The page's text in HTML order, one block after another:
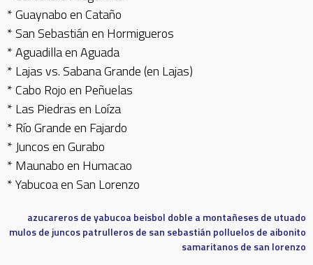
* Guaynabo en Cataño
* San Sebastián en Hormigueros
* Aguadilla en Aguada
* Lajas vs. Sabana Grande (en Lajas)
* Cabo Rojo en Peñuelas
* Las Piedras en Loíza
* Río Grande en Fajardo
* Juncos en Gurabo
* Maunabo en Humacao
* Yabucoa en San Lorenzo
azucareros de yabucoabeisbol doble amontañeses de utuado
mulos de juncospatrulleros de san sebastián polluelos de aibonito
samaritanos de san lorenzo